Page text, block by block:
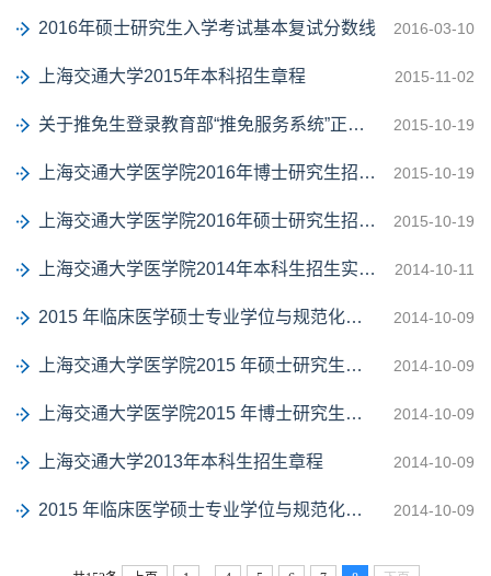
2016年硕士研究生入学考试基本复试分数线 2016-03-10
上海交通大学2015年本科招生章程 2015-11-02
关于推免生登录教育部“推免服务系统”正式报名的通知 2015-10-19
上海交通大学医学院2016年博士研究生招生简章 2015-10-19
上海交通大学医学院2016年硕士研究生招生简章 2015-10-19
上海交通大学医学院2014年本科生招生实施细则 2014-10-11
2015 年临床医学硕士专业学位与规范化培训相结合试点项目推免简章 2014-10-09
上海交通大学医学院2015 年硕士研究生招生简章 2014-10-09
上海交通大学医学院2015 年博士研究生招生简章 2014-10-09
上海交通大学2013年本科生招生章程 2014-10-09
2015 年临床医学硕士专业学位与规范化培训相结合试点项目全国统考生招生简章 2014-10-09